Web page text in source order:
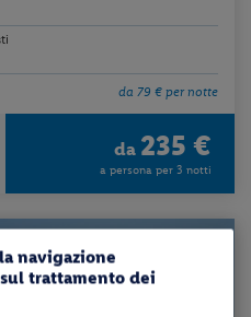
da 79 € per notte
da 235 €
a persona per 3 notti
navigazione
trattamento dei